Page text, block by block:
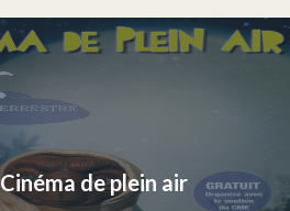
Cinéma de plein air